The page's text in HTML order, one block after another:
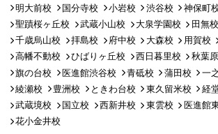
明大前校
国分寺校 小岩校 渋谷校 神保町
聖蹟桜ヶ丘校
武蔵小山校 大泉学園校 田無校
千歳烏山校
拝島校 府中校 大森校 用賀校
高幡不動校
ひばりヶ丘校 西日暮里校 秋葉
旗の台校
医進館渋谷校 青砥校 蒲田校 一
綾瀬校
豊洲校 ときわ台校 東久留米校 経
武蔵境校
国立校 西新井校 東雲校
医進館
花小金井校